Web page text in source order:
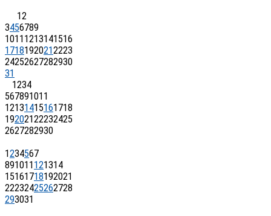
12
3456789
1011 1213141516
17181920212223
24252627282930
31
1234
567891011
12131415161718
19202122232425
2627282930
1234567
891011 121314
15161718192021
22232425262728
293031